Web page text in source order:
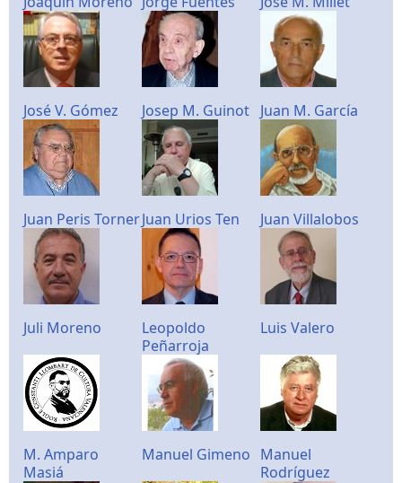
José V. Gómez Josep M. Guinot Juan M. García
Juan Peris TornerJuan Urios Ten Juan Villalobos
Juli Moreno
Leopoldo
Peñarroja
Luis Valero
M. Amparo
Masiá
Manuel Gimeno Manuel
Rodríguez